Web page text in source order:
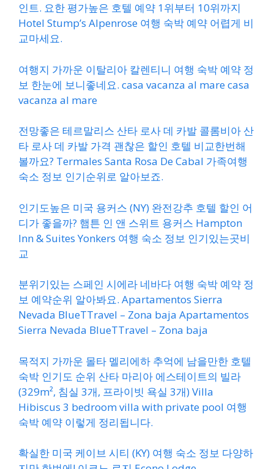
인트. 요한 평가높은 호텔 예약 1위부터 10위까지
Hotel Stump’s Alpenrose 여행 숙박 예약 어렵게 비
교마세요.
여행지 가까운 이탈리아 칼렌티니 여행 숙박 예약 정
보 한눈에 보니좋네요. casa vacanza al mare casa
vacanza al mare
전망좋은 테르말리스 산타 로사 데 카발 콜롬비아 산
타 로사 데 카발 가격 괜찮은 할인 호텔 비교한번해
볼까요? Termales Santa Rosa De Cabal 가족여행
숙소 정보 인기순위로 알아보죠.
인기도높은 미국 용커스 (NY) 완전강추 호텔 할인 어
디가 좋을까? 햄튼 인 앤 스위트 용커스 Hampton
Inn & Suites Yonkers 여행 숙소 정보 인기있는곳비
교
분위기있는 스페인 시에라 네바다 여행 숙박 예약 정
보 예약순위 알아봐요. Apartamentos Sierra
Nevada BlueTTravel – Zona baja Apartamentos
Sierra Nevada BlueTTravel – Zona baja
목적지 가까운 몰타 멜리에하 추억에 남을만한 호텔
숙박 인기도 순위 산타 마리아 에스테이트의 빌라
(329m², 침실 3개, 프라이빗 욕실 3개) Villa
Hibiscus 3 bedroom villa with private pool 여행
숙박 예약 이렇게 정리됩니다.
확실한 미국 케이브 시티 (KY) 여행 숙소 정보 다양하